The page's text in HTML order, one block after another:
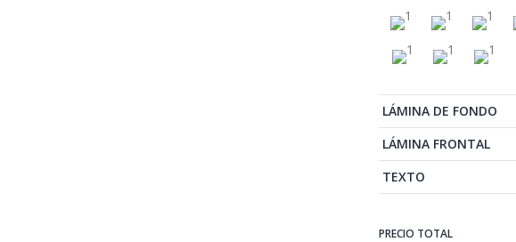
LÁMINA DE FONDO
LÁMINA FRONTAL
TEXTO
PRECIO TOTAL